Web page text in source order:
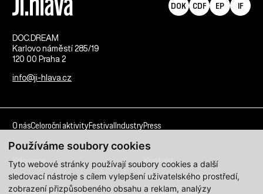
Používáme soubory cookies
Tyto webové stránky používají soubory cookies a další
sledovací nástroje s cílem vylepšení uživatelského prostředí,
zobrazení přizpůsobeného obsahu a reklam, analýzy
DOC.DREAM​
Karlovo náměstí 285/19
120 00 Praha 2
info@ji-hlava.cz
DOK CDF EP IF
O násCeloroční aktivityFestival IndustryPress
Kdo jsme
Kontakt
Partnerství
Pracovní příležitosti